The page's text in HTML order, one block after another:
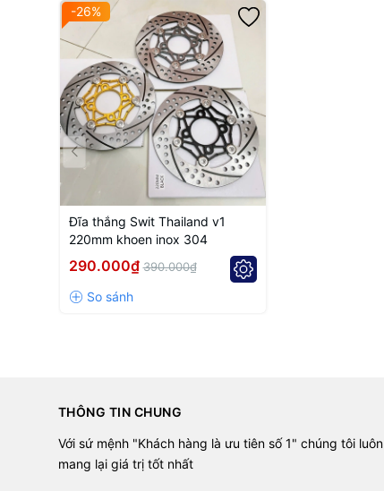
-26%
Đĩa thắng Swit Thailand v1
220mm khoen inox 304
290.000₫ 390.000₫
THÔNG TIN CHUNG
Với sứ mệnh "Khách hàng là ưu tiên số 1" chúng tôi luôn
mang lại giá trị tốt nhất